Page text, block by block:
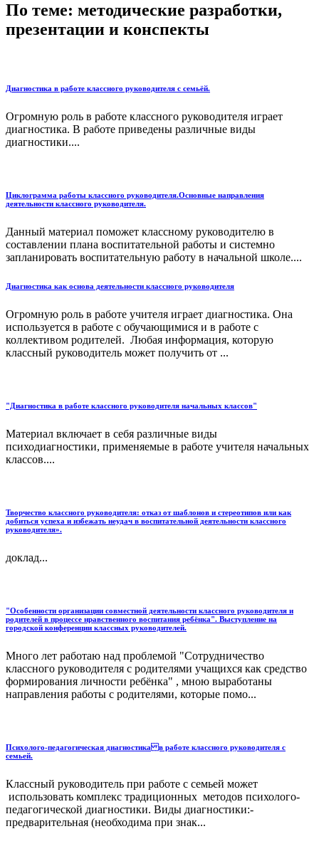
По теме: методические разработки,
презентации и конспекты
Диагностика в работе классного руководителя с семьёй.
Огромную роль в работе классного руководителя играет
диагностика. В работе приведены различные виды
диагностики....
Циклограмма работы классного руководителя.Основные направления
деятельности классного руководителя.
Данный материал поможет классному руководителю в
составлении плана воспитательной работы и системно
запланировать воспитательную работу в начальной школе....
Диагностика как основа деятельности классного руководителя
Огромную роль в работе учителя играет диагностика. Она
используется в работе с обучающимися и в работе с
коллективом родителей. Любая информация, которую
классный руководитель может получить от ...
"Диагностика в работе классного руководителя начальных классов"
Материал включает в себя различные виды
психодиагностики, применяемые в работе учителя начальных
классов....
Творчество классного руководителя: отказ от шаблонов и стереотипов или как
добиться успеха и избежать неудач в воспитательной деятельности классного
руководителя».
доклад...
"Особенности организации совместной деятельности классного руководителя и
родителей в процессе нравственного воспитания ребёнка". Выступление на
городской конференции классных руководителей.
Много лет работаю над проблемой "Сотрудничество
классного руководителя с родителями учащихся как средство
формирования личности ребёнка" , мною выработаны
направления работы с родителями, которые помо...
Психолого-педагогическая диагностика в работе классного руководителя с
семьей.
Классный руководитель при работе с семьей может
использовать комплекс традиционных методов психолого-
педагогической диагностики. Виды диагностики:-
предварительная (необходима при знак...